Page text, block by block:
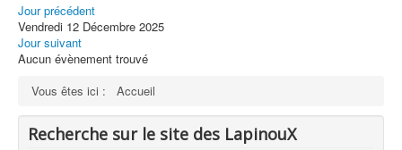
Jour précédent
Vendredi 12 Décembre 2025
Jour suivant
Aucun évènement trouvé
Vous êtes ici :
Accueil
Recherche sur le site des LapinouX